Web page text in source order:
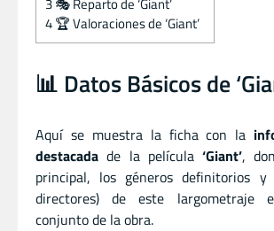
4🏆 Valoraciones de ‘Giant’
📊 Datos Básicos de
Aquí se muestra la ficha con la
destacada de la película‘Giant’,
principal, los géneros definitorios
directores) de este largometraje
conjunto de la obra.